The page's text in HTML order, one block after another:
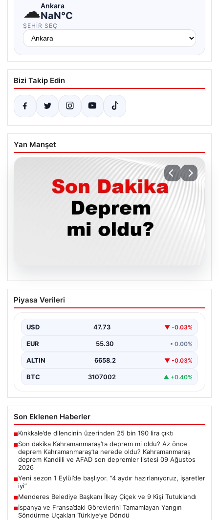
☁Ankara
NaN°C
ŞEHIR SEÇ
Bizi Takip Edin
Yan Manşet
09.08.2026
Son dakika Kahramanmaraş’ta deprem
mi oldu? Az önce deprem
Kahramanmaraş deprem Kandilli ve
AFAD son depremler listesi 09 Ağustos
{"title": "Kahramanmaraş'ta Son Dakika Deprem Haberi
tarihi…
Piyasa Verileri
USD 47.73 ▼ -0.03%
EUR 55.30 • 0.00%
ALTIN 6658.2 ▼ -0.03%
BTC 3107002 ▲ +0.40%
Son Eklenen Haberler
■Kırıkkale’de dilencinin üzerinden 25 bin 190 lira çıktı
■Son dakika Kahramanmaraş’ta deprem mi oldu? Az önce
deprem Kahramanmaraş’ta nerede oldu? Kahramanmaraş
deprem Kandilli ve AFAD son depremler listesi 09 Ağustos
2026
■Yeni sezon 1 Eylül’de başlıyor. “4 aydır hazırlanıyoruz, işaretler
iyi”
■Menderes Belediye Başkanı İlkay Çiçek ve 9 Kişi Tutuklandı
■İspanya ve Fransa’daki Görevlerini Tamamlayan Yangın
Söndürme Uçakları Türkiye’ye Döndü